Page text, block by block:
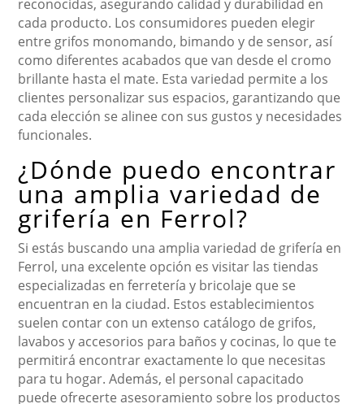
reconocidas, asegurando calidad y durabilidad en
cada producto. Los consumidores pueden elegir
entre grifos monomando, bimando y de sensor, así
como diferentes acabados que van desde el cromo
brillante hasta el mate. Esta variedad permite a los
clientes personalizar sus espacios, garantizando que
cada elección se alinee con sus gustos y necesidades
funcionales.
¿Dónde puedo encontrar
una amplia variedad de
grifería en Ferrol?
Si estás buscando una amplia variedad de grifería en
Ferrol, una excelente opción es visitar las tiendas
especializadas en ferretería y bricolaje que se
encuentran en la ciudad. Estos establecimientos
suelen contar con un extenso catálogo de grifos,
lavabos y accesorios para baños y cocinas, lo que te
permitirá encontrar exactamente lo que necesitas
para tu hogar. Además, el personal capacitado
puede ofrecerte asesoramiento sobre los productos